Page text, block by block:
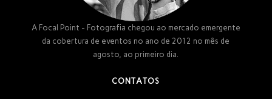
A Focal Point - Fotografia chegou ao mercado emergente
da cobertura de eventos no ano de 2012 no mês de
agosto, ao primeiro dia.
CONTATOS